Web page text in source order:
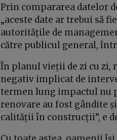
Prin compararea datelor
„aceste date ar trebui să
autoritățile de
către publicul general,
În planul vieții de zi cu zi,
negativ implicat de
termen lung impactul nu
renovare au fost gândite
calității în construcții”, e